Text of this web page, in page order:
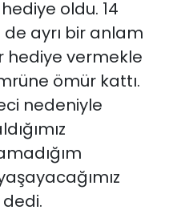
oldu. 14
ayrı bir anlam
hediye vermekle
ömür kattı.
nedeniyle